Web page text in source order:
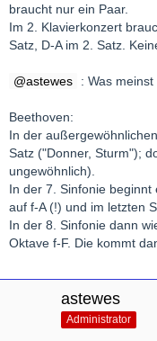
braucht nur ein Paar.
Im 2. Klavierkonzert
Satz, D-A im 2. Satz.
astewes : Was
Beethoven:
In der
Satz ("Donner, Sturm");
ungewöhnlich).
In der 7. Sinfonie
auf f-A (!) und im letzten
In der 8. Sinfonie dann
Oktave f-F. Die kommt
astewes
Administrator